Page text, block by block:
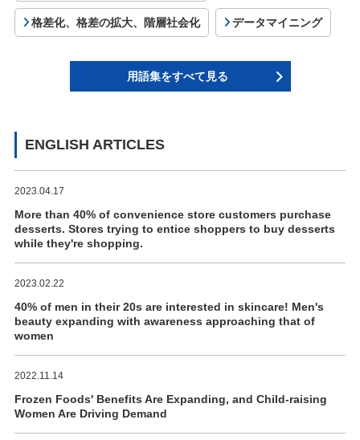
格差化、格差の拡大、階層社会化 データマイニング
用語集をすべて見る
ENGLISH ARTICLES
2023.04.17
More than 40% of convenience store customers purchase
desserts. Stores trying to entice shoppers to buy desserts
while they're shopping.
2023.02.22
40% of men in their 20s are interested in skincare! Men's
beauty expanding with awareness approaching that of
women
2022.11.14
Frozen Foods' Benefits Are Expanding, and Child-raising
Women Are Driving Demand